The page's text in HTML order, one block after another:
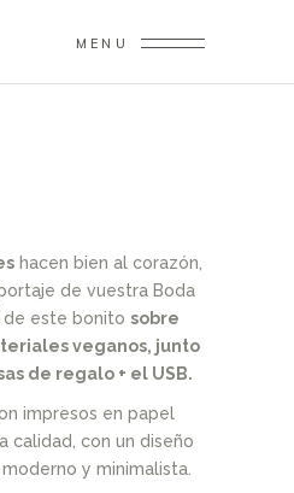
MENU
hacen bien al corazón,
de vuestra Boda
de este bonito sobre
veganos, junto
de regalo + el USB.
impresos en papel
calidad, con un diseño
y minimalista.